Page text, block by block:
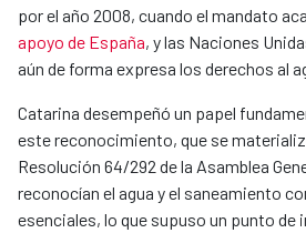
por el año 2008, cuando el mandato
apoyo de España, y las Naciones
aún de forma expresa los derechos al
Catarina desempeñó un papel
este reconocimiento, que se
Resolución 64/292 de la Asamblea
reconocían el agua y el saneamiento
esenciales, lo que supuso un punto de